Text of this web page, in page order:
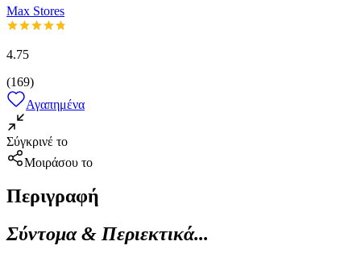
Max Stores
4.75
(169)
Αγαπημένα
Σύγκρινέ το
Μοιράσου το
Περιγραφή
Σύντομα & Περιεκτικά...